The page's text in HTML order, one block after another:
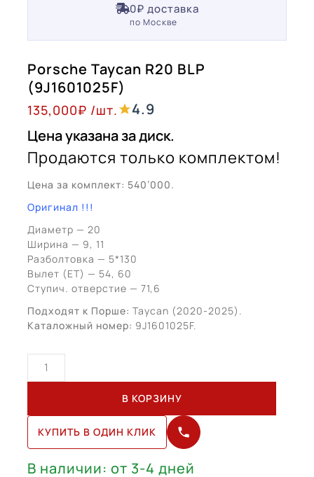
0₽ доставка
по Москве
Porsche Taycan R20 BLP
(9J1601025F)
135,000₽ /шт.
4.9
Цена указана за диск.
Продаются только комплектом!
Цена за комплект: 540’000.
Оригинал !!!
Диаметр — 20
Ширина — 9, 11
Разболтовка — 5*130
Вылет (ЕТ) — 54, 60
Ступич. отверстие — 71,6
Подходят к Порше: Taycan (2020-2025).
Каталожный номер: 9J1601025F.
товара
R20
BLP
(9J1601025F)
В КОРЗИНУ
КУПИТЬ В ОДИН КЛИК
В наличии: от 3-4 дней